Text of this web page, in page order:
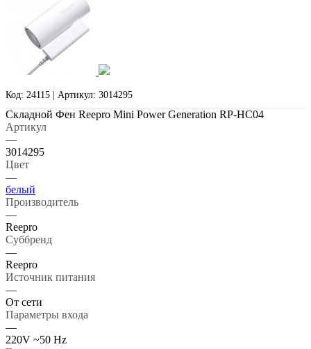
Код: 24115 | Артикул: 3014295
Складной Фен Reepro Mini Power Generation RP-HC04
Артикул
—
3014295
Цвет
—
белый
Производитель
—
Reepro
Суббренд
—
Reepro
Источник питания
—
От сети
Параметры входа
—
220V ~50 Hz